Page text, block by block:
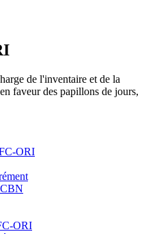
de l'inventaire et de la
faveur des papillons de jours,
ORI
CBN
ORI